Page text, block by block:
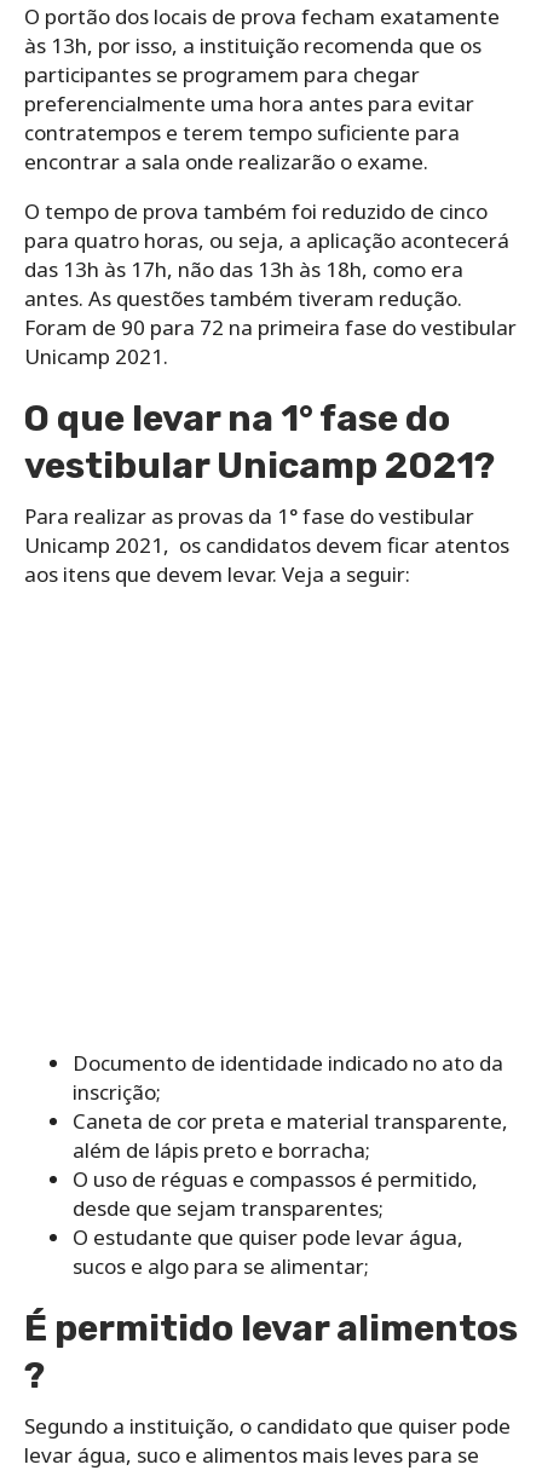
O portão dos locais de prova fecham exatamente
às 13h, por isso, a instituição recomenda que os
participantes se programem para chegar
preferencialmente uma hora antes para evitar
contratempos e terem tempo suficiente para
encontrar a sala onde realizarão o exame.
O tempo de prova também foi reduzido de cinco
para quatro horas, ou seja, a aplicação acontecerá
das 13h às 17h, não das 13h às 18h, como era
antes. As questões também tiveram redução.
Foram de 90 para 72 na primeira fase do vestibular
Unicamp 2021.
O que levar na 1° fase do
vestibular Unicamp 2021?
Para realizar as provas da 1° fase do vestibular
Unicamp 2021, os candidatos devem ficar atentos
aos itens que devem levar. Veja a seguir:
Documento de identidade indicado no ato da
inscrição;
Caneta de cor preta e material transparente,
além de lápis preto e borracha;
O uso de réguas e compassos é permitido,
desde que sejam transparentes;
O estudante que quiser pode levar água,
sucos e algo para se alimentar;
É permitido levar alimentos
?
Segundo a instituição, o candidato que quiser pode
levar água, suco e alimentos mais leves para se